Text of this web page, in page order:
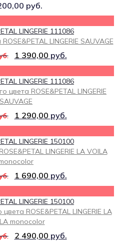
руб.
LINGERIE SAUVAGE
1 390,00 руб.
цвета ROSE&PETAL LINGERIE
SAUVAGE
1 290,00 руб.
LINGERIE LA VOILA
1 690,00 руб.
ROSE&PETAL LINGERIE LA
monocolor
2 490,00 руб.